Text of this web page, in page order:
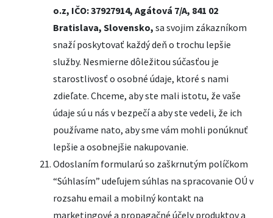
o.z, IČO: 37927914, Agátová 7/A, 841 02
Bratislava, Slovensko, sa svojim zákazníkom
snaží poskytovať každý deň o trochu lepšie
služby. Nesmierne dôležitou súčasťou je
starostlivosť o osobné údaje, ktoré s nami
zdieľate. Chceme, aby ste mali istotu, že vaše
údaje sú u nás v bezpečí a aby ste vedeli, že ich
používame nato, aby sme vám mohli ponúknuť
lepšie a osobnejšie nakupovanie.
Odoslaním formularú so zaškrnutým políčkom
“Súhlasím” udeľujem súhlas na spracovanie OÚ v
rozsahu email a mobilný kontakt na
marketingové a propagačné účely produktov a